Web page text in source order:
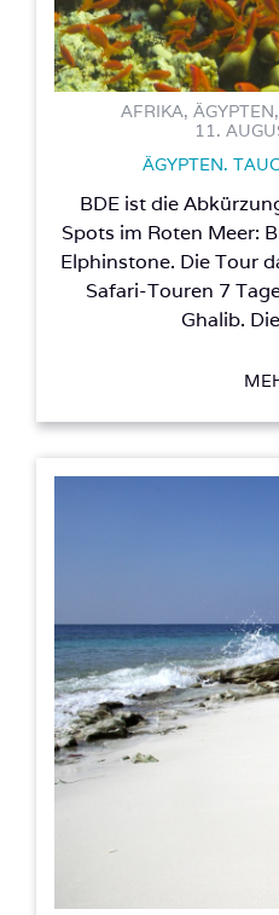
AFRIKA,
11.
ÄGYPTEN.
BDE ist die
Spots im Roten Meer:
Elphinstone. Die Tour
Safari-Touren 7
Ghalib.